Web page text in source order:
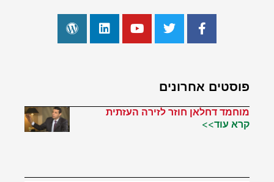
פוסטים אחרונים
מוחמד דחלאן חוזר לזירה העזתית
קרא עוד>>